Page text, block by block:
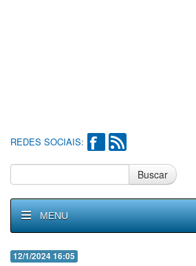
REDES SOCIAIS:
Buscar
MENU
12/1/2024 16:05